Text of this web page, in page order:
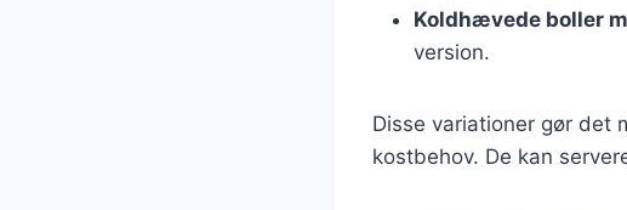
Koldhævede boller
version.
Disse variationer gør det
kostbehov. De kan